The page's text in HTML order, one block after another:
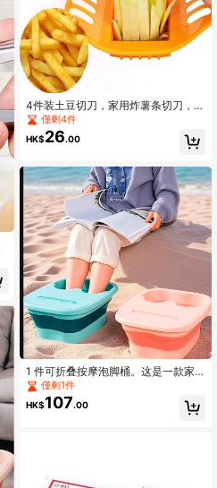
4件装土豆切刀，家用炸薯条切刀，炸
薯条切片机，蔬菜水果切碎机多功能
切割工具
僅剩4件
HK$26.00
1 件可折叠按摩泡脚桶。这是一款家
用塑料足浴盆，专为养生而设计。配
有保温盖，具有按摩功能。这款泡脚
桶适合成人使用。
僅剩1件
HK$107.00